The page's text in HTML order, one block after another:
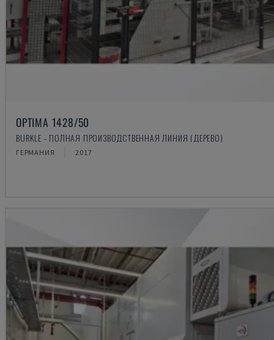
OPTIMA 1428/50
BURKLE - ПОЛНАЯ ПРОИЗВОДСТВЕННАЯ ЛИНИЯ (ДЕРЕВО)
ГЕРМАНИЯ 2017